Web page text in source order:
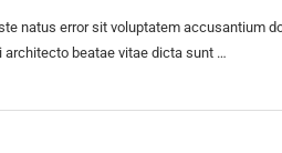
natus error sit voluptatem accusantium
architecto beatae vitae dicta sunt …